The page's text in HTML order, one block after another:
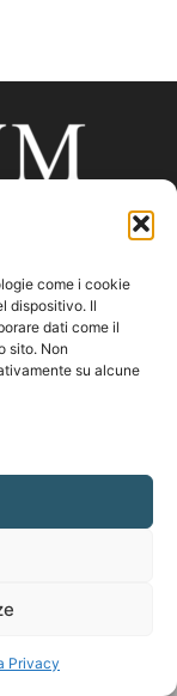
come i cookie
dispositivo. Il
dati come il
sito. Non
su alcune
Privacy